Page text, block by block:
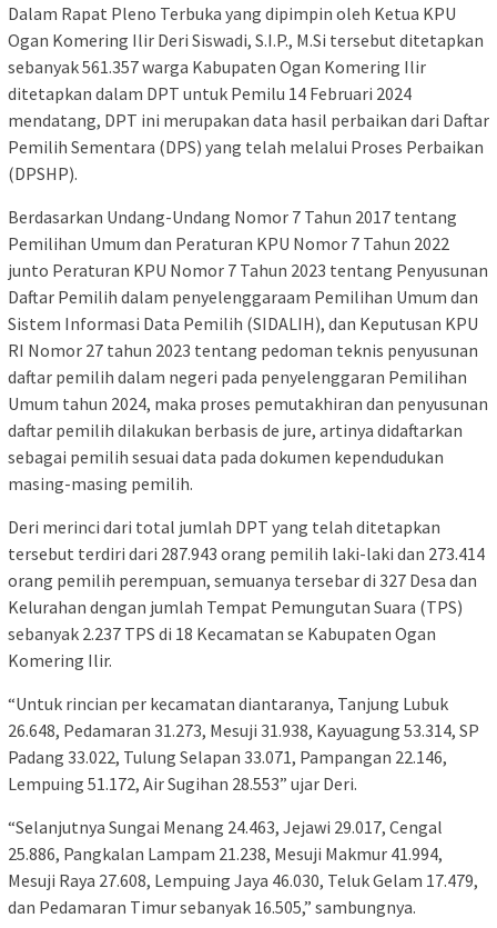
Dalam Rapat Pleno Terbuka yang dipimpin oleh Ketua KPU
Ogan Komering Ilir Deri Siswadi, S.I.P., M.Si tersebut ditetapkan
sebanyak 561.357 warga Kabupaten Ogan Komering Ilir
ditetapkan dalam DPT untuk Pemilu 14 Februari 2024
mendatang, DPT ini merupakan data hasil perbaikan dari Daftar
Pemilih Sementara (DPS) yang telah melalui Proses Perbaikan
(DPSHP).
Berdasarkan Undang-Undang Nomor 7 Tahun 2017 tentang
Pemilihan Umum dan Peraturan KPU Nomor 7 Tahun 2022
junto Peraturan KPU Nomor 7 Tahun 2023 tentang Penyusunan
Daftar Pemilih dalam penyelenggaraam Pemilihan Umum dan
Sistem Informasi Data Pemilih (SIDALIH), dan Keputusan KPU
RI Nomor 27 tahun 2023 tentang pedoman teknis penyusunan
daftar pemilih dalam negeri pada penyelenggaran Pemilihan
Umum tahun 2024, maka proses pemutakhiran dan penyusunan
daftar pemilih dilakukan berbasis de jure, artinya didaftarkan
sebagai pemilih sesuai data pada dokumen kependudukan
masing-masing pemilih.
Deri merinci dari total jumlah DPT yang telah ditetapkan
tersebut terdiri dari 287.943 orang pemilih laki-laki dan 273.414
orang pemilih perempuan, semuanya tersebar di 327 Desa dan
Kelurahan dengan jumlah Tempat Pemungutan Suara (TPS)
sebanyak 2.237 TPS di 18 Kecamatan se Kabupaten Ogan
Komering Ilir.
“Untuk rincian per kecamatan diantaranya, Tanjung Lubuk
26.648, Pedamaran 31.273, Mesuji 31.938, Kayuagung 53.314, SP
Padang 33.022, Tulung Selapan 33.071, Pampangan 22.146,
Lempuing 51.172, Air Sugihan 28.553” ujar Deri.
“Selanjutnya Sungai Menang 24.463, Jejawi 29.017, Cengal
25.886, Pangkalan Lampam 21.238, Mesuji Makmur 41.994,
Mesuji Raya 27.608, Lempuing Jaya 46.030, Teluk Gelam 17.479,
dan Pedamaran Timur sebanyak 16.505,” sambungnya.